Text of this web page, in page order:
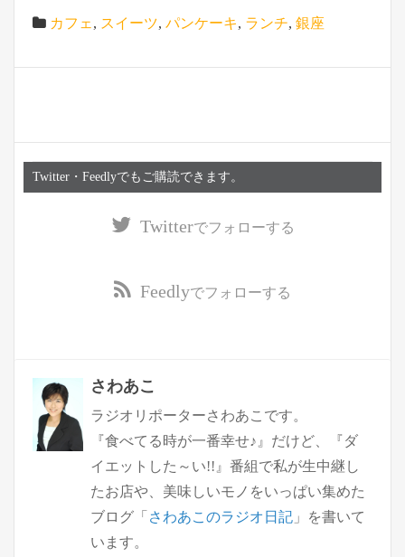
カフェ , スイーツ, パンケーキ, ランチ, 銀座
Twitter・Feedlyでもご購読できます。
Twitterでフォローする
Feedlyでフォローする
さわあこ
ラジオリポーターさわあこです。
『食べてる時が一番幸せ♪』だけど、『ダ
イエットした～い!!』番組で私が生中継し
たお店や、美味しいモノをいっぱい集めた
ブログ「 さわあこのラジオ日記 」を書いて
います。